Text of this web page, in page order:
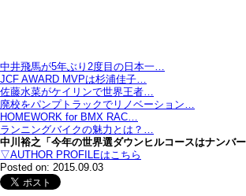
中井飛馬が5年ぶり2度目の日本一…
JCF AWARD MVPは杉浦佳子…
佐藤水菜がケイリンで世界王者…
廃校をパンプトラックでリノベーション…
HOMEWORK for BMX RAC…
ランニングバイクの魅力とは？…
中川裕之「今年の世界選ダウンヒルコースはナンバ
▽AUTHOR PROFILEはこちら
Posted on: 2015.09.03